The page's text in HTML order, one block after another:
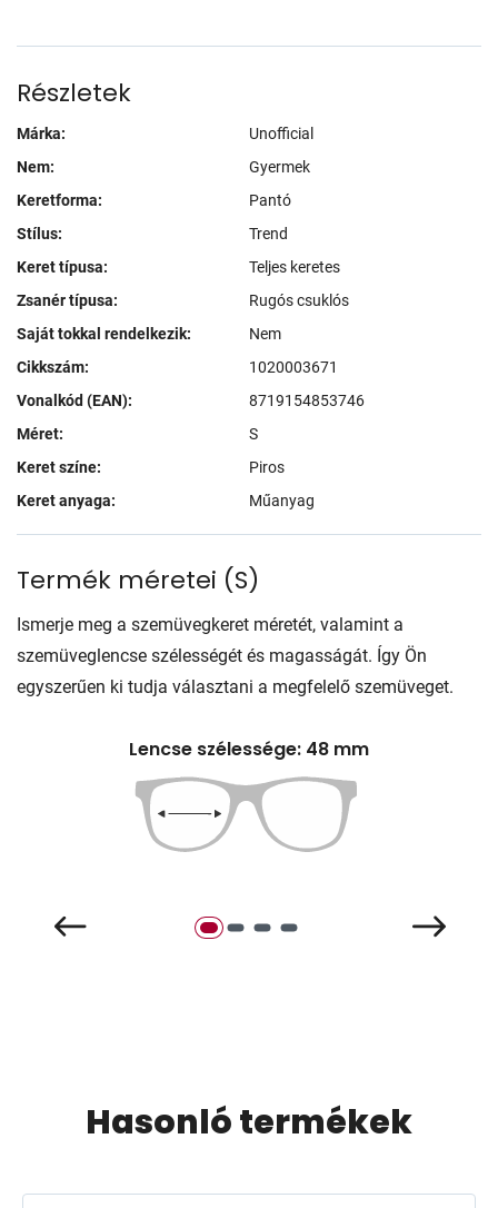
Részletek
Márka:
Unofficial
Nem:
Gyermek
Keretforma:
Pantó
Stílus:
Trend
Keret típusa:
Teljes keretes
Zsanér típusa:
Rugós csuklós
Saját tokkal rendelkezik:
Nem
Cikkszám:
1020003671
Vonalkód (EAN):
8719154853746
Méret:
S
Keret színe:
Piros
Keret anyaga:
Műanyag
Termék méretei (S)
Ismerje meg a szemüvegkeret méretét, valamint a
szemüveglencse szélességét és magasságát. Így Ön
egyszerűen ki tudja választani a megfelelő szemüveget.
Lencse szélessége: 48 mm
Hasonló termékek